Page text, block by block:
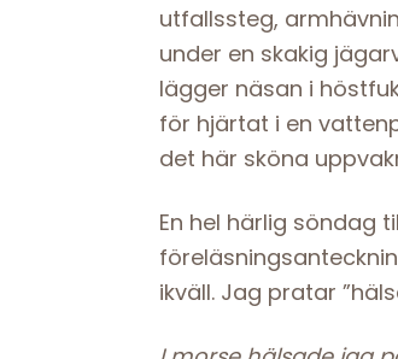
utfallssteg,
under en skakig
lägger näsan i
för hjärtat i en
det här sköna
En hel härlig söndag
ikväll. Jag pratar